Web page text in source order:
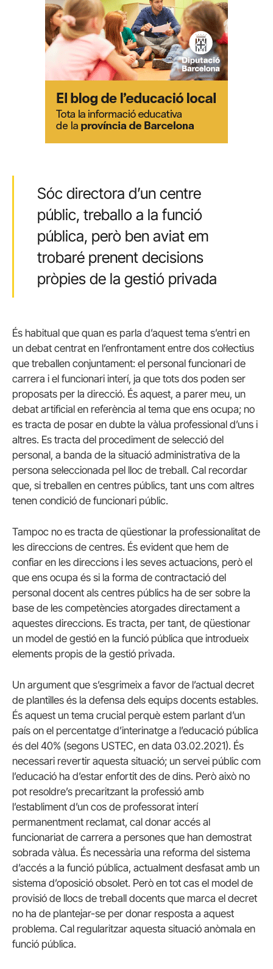
Sóc directora d’un centre
públic, treballo a la funció
pública, però ben aviat em
trobaré prenent decisions
pròpies de la gestió privada
És habitual que quan es parla d’aquest tema s’entri en
un debat centrat en l’enfrontament entre dos col·lectius
que treballen conjuntament: el personal funcionari de
carrera i el funcionari interí, ja que tots dos poden ser
proposats per la direcció. És aquest, a parer meu, un
debat artificial en referència al tema que ens ocupa; no
es tracta de posar en dubte la vàlua professional d’uns i
altres. Es tracta del procediment de selecció del
personal, a banda de la situació administrativa de la
persona seleccionada pel lloc de treball. Cal recordar
que, si treballen en centres públics, tant uns com altres
tenen condició de funcionari públic.
Tampoc no es tracta de qüestionar la professionalitat de
les direccions de centres. És evident que hem de
confiar en les direccions i les seves actuacions, però el
que ens ocupa és si la forma de contractació del
personal docent als centres públics ha de ser sobre la
base de les competències atorgades directament a
aquestes direccions. Es tracta, per tant, de qüestionar
un model de gestió en la funció pública que introdueix
elements propis de la gestió privada.
Un argument que s’esgrimeix a favor de l’actual decret
de plantilles és la defensa dels equips docents estables.
És aquest un tema crucial perquè estem parlant d’un
país on el percentatge d’interinatge a l’educació pública
és del 40% (segons USTEC, en data 03.02.2021). És
necessari revertir aquesta situació; un servei públic com
l’educació ha d’estar enfortit des de dins. Però això no
pot resoldre’s precaritzant la professió amb
l’establiment d’un cos de professorat interí
permanentment reclamat, cal donar accés al
funcionariat de carrera a persones que han demostrat
sobrada vàlua. És necessària una reforma del sistema
d’accés a la funció pública, actualment desfasat amb un
sistema d’oposició obsolet. Però en tot cas el model de
provisió de llocs de treball docents que marca el decret
no ha de plantejar-se per donar resposta a aquest
problema. Cal regularitzar aquesta situació anòmala en
funció pública.